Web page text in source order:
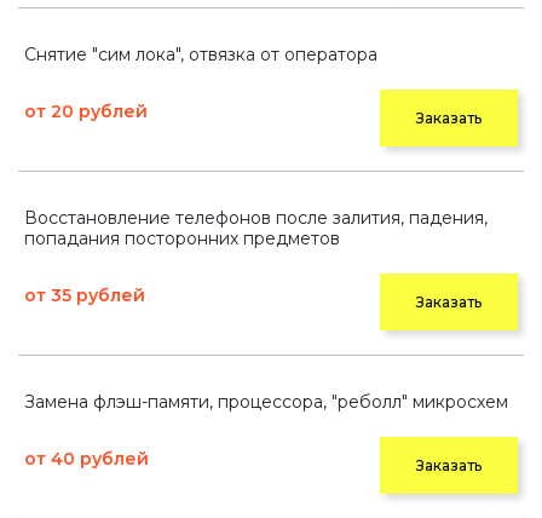
Снятие "сим лока", отвязка от оператора
от 20 рублей Заказать
Восстановление телефонов после залития, падения,
попадания посторонних предметов
от 35 рублей Заказать
Замена флэш-памяти, процессора, "реболл" микросхем
от 40 рублей Заказать